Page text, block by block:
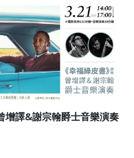
增譯&謝宗翰爵士音樂演奏